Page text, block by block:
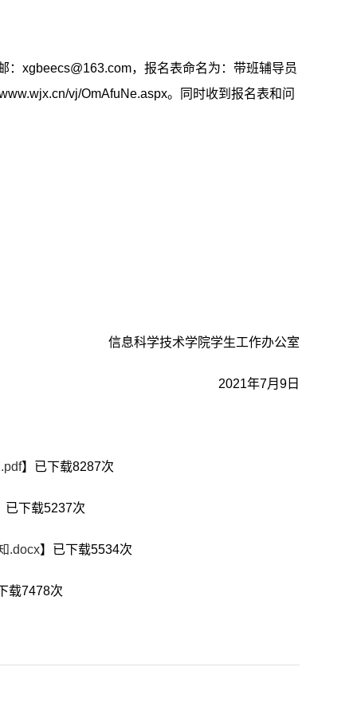
： xgbeecs@163.com，报名表命名为：带班辅导员
vj/OmAfuNe.aspx。同时收到报名表和问
信息科学技术学院学生工作办公室
2021年7月 9 日
】已下载8287次
已下载5237次
.docx】已下载5534次
载7478次